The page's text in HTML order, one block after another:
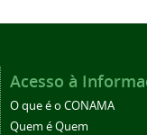
Acesso à
O que é o CONAMA
Quem é Quem